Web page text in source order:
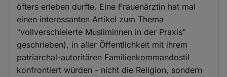
öfters erleben durfte. Eine Frauenärztin hat mal
einen interessanten Artikel zum Thema
"vollverschleierte Musliminnen in der Praxis"
geschrieben), in aller Öffentlichkeit mit ihrem
patriarchal-autoritären Familienkommandostil
konfrontiert würden - nicht die Religion, sondern